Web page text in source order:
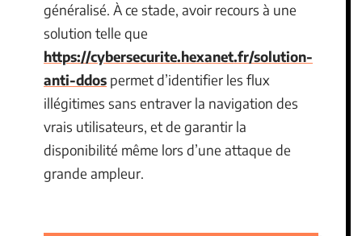
généralisé. À ce stade, avoir recours à une
solution telle que
https://cybersecurite.hexanet.fr/solution-
anti-ddos permet d’identifier les flux
illégitimes sans entraver la navigation des
vrais utilisateurs, et de garantir la
disponibilité même lors d’une attaque de
grande ampleur.